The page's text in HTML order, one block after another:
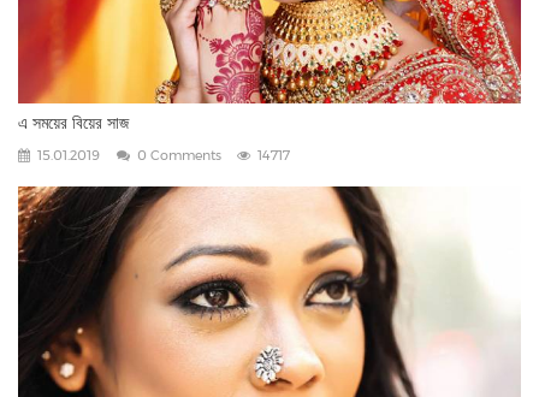
এ সময়ের বিয়ের সাজ
15.01.2019 0 Comments 14717